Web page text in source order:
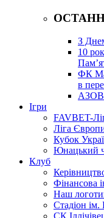
З
10
ФК
в
Ігри
FAVBET-
Ліга
Кубок
Юнацький
Клуб
Фінансова
Наш
Стадіон ім.